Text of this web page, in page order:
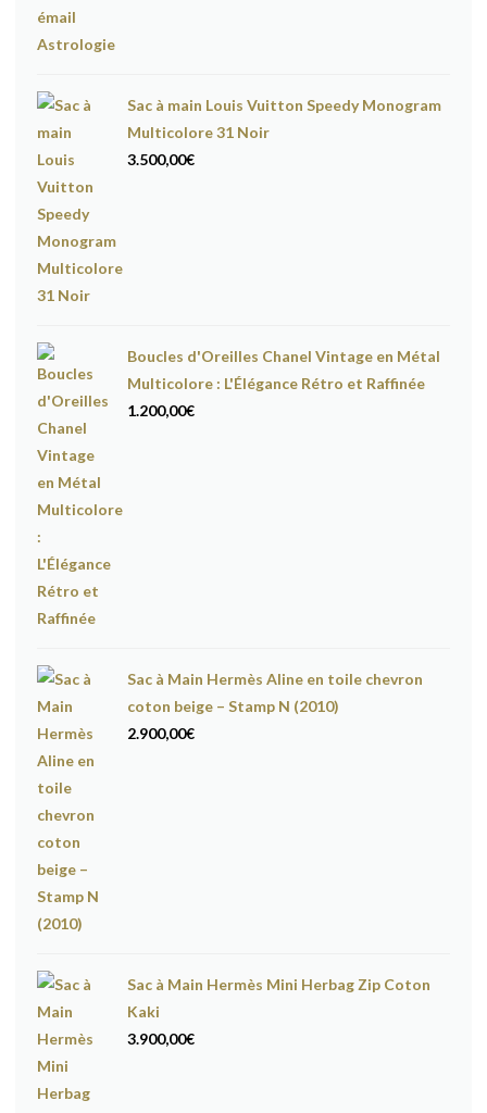
Sac à main Louis Vuitton Speedy Monogram
Multicolore 31 Noir
3.500,00€
Boucles d'Oreilles Chanel Vintage en Métal
Multicolore : L'Élégance Rétro et Raffinée
1.200,00€
Sac à Main Hermès Aline en toile chevron
coton beige – Stamp N (2010)
2.900,00€
Sac à Main Hermès Mini Herbag Zip Coton
Kaki
3.900,00€